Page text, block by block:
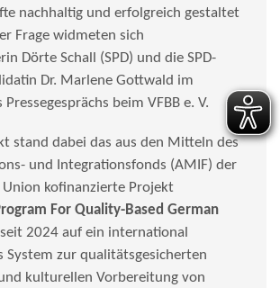
nachhaltig und erfolgreich gestaltet
Frage widmeten sich
Dörte Schall (SPD) und die SPD-
Dr. Marlene Gottwald im
Pressegesprächs beim VFBB e. V.
stand dabei das aus den Mitteln des
und Integrationsfonds (AMIF) der
Union kofinanzierte Projekt
For Quality-Based German
seit 2024 auf ein international
System zur qualitätsgesicherten
kulturellen Vorbereitung von